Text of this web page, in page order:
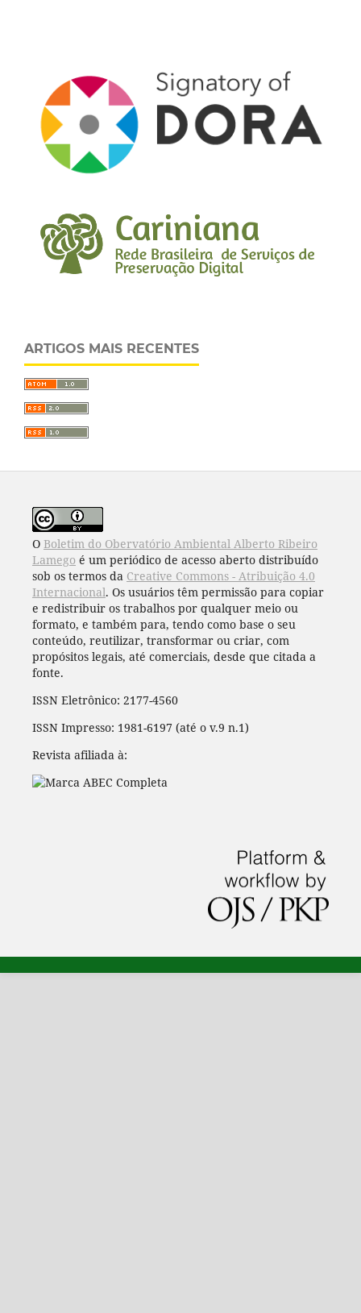
ARTIGOS MAIS RECENTES
O Boletim do Obervatório Ambiental Alberto Ribeiro
Lamego é um periódico de acesso aberto distribuído
sob os termos da Creative Commons - Atribuição 4.0
Internacional. Os usuários têm permissão para copiar
e redistribuir os trabalhos por qualquer meio ou
formato, e também para, tendo como base o seu
conteúdo, reutilizar, transformar ou criar, com
propósitos legais, até comerciais, desde que citada a
fonte.
ISSN Eletrônico: 2177-4560
ISSN Impresso: 1981-6197 (até o v.9 n.1)
Revista afiliada à: